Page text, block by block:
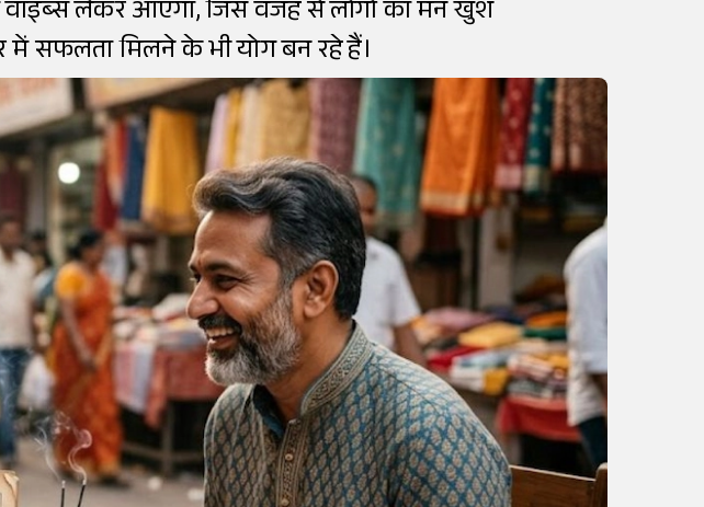
लेकर आएगा, जिस वजह से लोगों का मन खुश
सफलता मिलने के भी योग बन रहे हैं।